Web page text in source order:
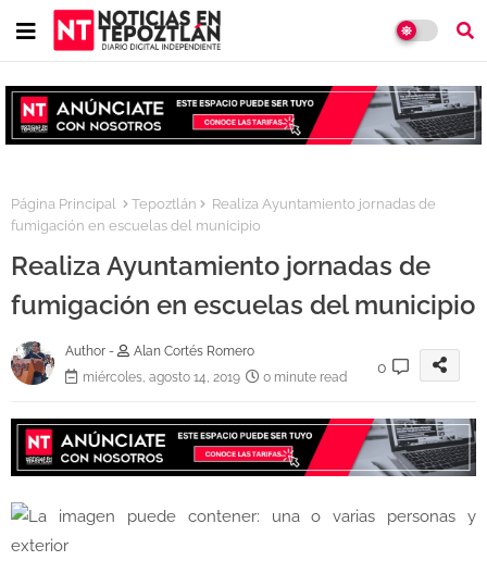
Página Principal Tepoztlán
Realiza Ayuntamiento jornadas de
fumigación en escuelas del municipio
Realiza Ayuntamiento jornadas de
fumigación en escuelas del municipio
Author -
Alan Cortés Romero
miércoles, agosto 14, 2019
0 minute read
0